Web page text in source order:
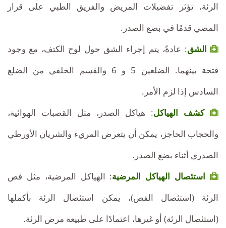
الرئة، تؤثر تفضيلات المريض والفريق الطبي على قرار
المضي قدمًا في بضع الصدر.
الشق: عادةً، يتم إجراء الشق حول لوح الكتف، مع وجود
فتحة بينهما. الضلعين 5 و 6 والقسم الخلفي من الضلع
السادس إذا لزم الأمر.
كشف الهياكل: هياكل الصدر، مثل القصبات الهوائية،
والحجاب الحاجز، يمكن أن يتعرض المريء والشريان الأورطي
الصدري أثناء بضع الصدر.
استئصال الهياكل المرضية: الهياكل المرضية، مثل فص
الرئة (استئصال الفص)، يمكن استئصال الرئة بأكملها
(استئصال الرئة) أو غيرها، اعتمادًا على طبيعة مرض الرئة.